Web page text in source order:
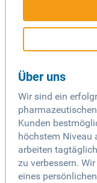
Über uns
Wir sind ein
Kunden
höchstem Niveau
arbeiten
zu verbessern.
eines